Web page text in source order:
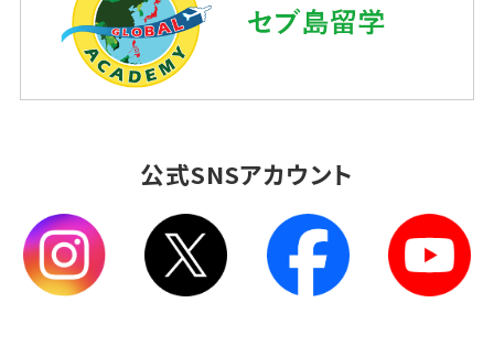
公式SNSアカウント